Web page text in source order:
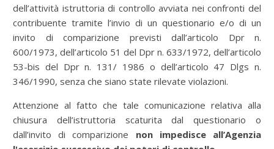
dell’attività istruttoria di controllo avviata nei confronti del
contribuente tramite l’invio di un questionario e/o di un
invito di comparizione previsti dall’articolo Dpr n.
600/1973, dell’articolo 51 del Dpr n. 633/1972, dell’articolo
53-bis del Dpr n. 131/ 1986 o dell’articolo 47 Dlgs n.
346/1990, senza che siano state rilevate violazioni.
Attenzione al fatto che tale comunicazione relativa alla
chiusura dell’istruttoria scaturita dal questionario o
dall’invito di comparizione non impedisce all’Agenzia